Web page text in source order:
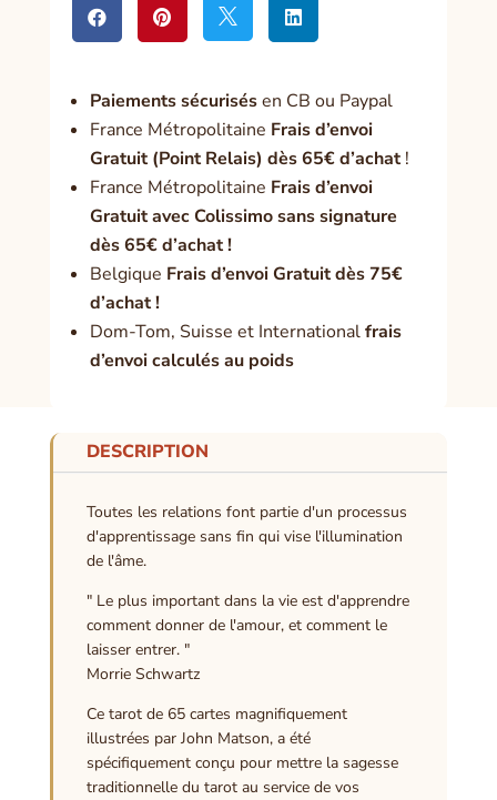
   
Paiements sécurisésen CB ou Paypal
France Métropolitaine Frais d’envoi
Gratuit (Point Relais) dès 65€ d’achat!
France Métropolitaine Frais d’envoi
Gratuit avec Colissimo sans signature
dès 65€ d’achat !
Belgique Frais d’envoi Gratuit dès 75€
d’achat !
Dom-Tom, Suisse et Internationalfrais
d’envoi calculés au poids
DESCRIPTION
Toutes les relations font partie d'un processus
d'apprentissage sans fin qui vise l'illumination
de l'âme.
" Le plus important dans la vie est d'apprendre
comment donner de l'amour, et comment le
laisser entrer. "
Morrie Schwartz
Ce tarot de 65 cartes magnifiquement
illustrées par John Matson, a été
spécifiquement conçu pour mettre la sagesse
traditionnelle du tarot au service de vos